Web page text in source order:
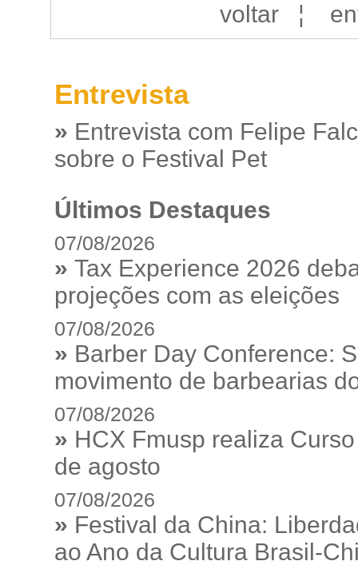
voltar¦
Entrevista
» Entrevista com Felipe
sobre o Festival Pet
Últimos Destaques
07/08/2026
» Tax Experience 2026
projeções com as eleições
07/08/2026
» Barber Day Conference:
movimento de barbearias
07/08/2026
» HCX Fmusp realiza
de agosto
07/08/2026
» Festival da China:
ao Ano da Cultura Brasil-